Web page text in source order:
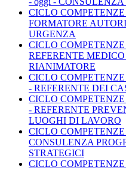
CICLO
FORMATORE
URGENZA
CICLO
REFERENTE
RIANIMATORE
CICLO
- REFERENTE DEI
CICLO
- REFERENTE
LUOGHI DI LAVORO
CICLO
CONSULENZA
STRATEGICI
CICLO